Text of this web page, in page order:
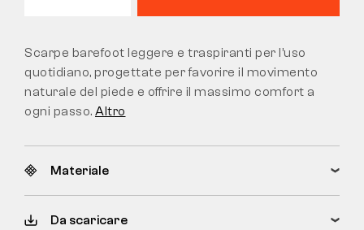
Scarpe barefoot leggere e traspiranti per l’uso
quotidiano, progettate per favorire il movimento
naturale del piede e offrire il massimo comfort a
ogni passo. Altro
Materiale
Da scaricare